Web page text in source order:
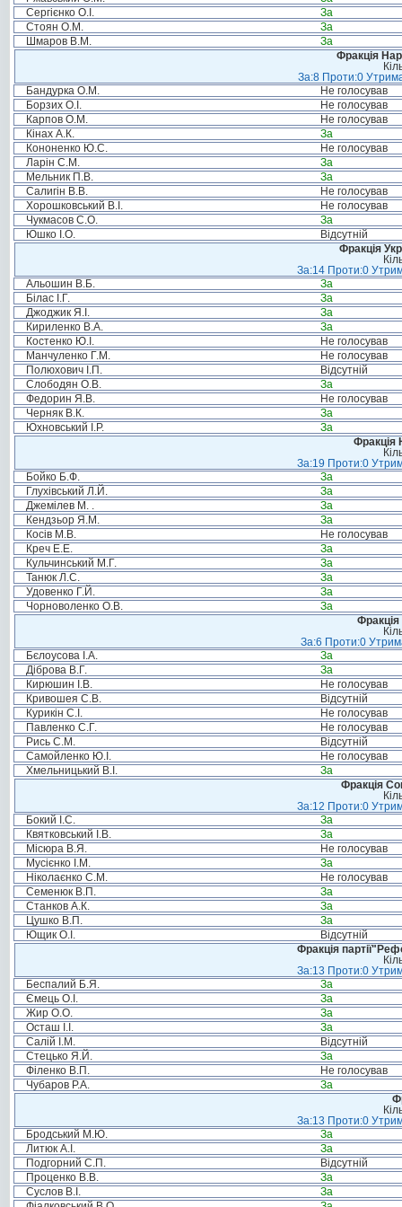
Сергієнко О.І.
За
Стоян О.М.
За
Шмаров В.М.
За
Фракція
За:8 Проти:0
Бандурка О.М.
Не голосував
Борзих О.І.
Не голосував
Карпов О.М.
Не голосував
Кінах А.К.
За
Кононенко Ю.С.
Не голосував
Ларін С.М.
За
Мельник П.В.
За
Салигін В.В.
Не голосував
Хорошковський В.І.
Не голосував
Чукмасов С.О.
За
Юшко І.О.
Відсутній
Фракція
За:14 Проти:0
Альошин В.Б.
За
Білас І.Г.
За
Джоджик Я.І.
За
Кириленко В.А.
За
Костенко Ю.І.
Не голосував
Манчуленко Г.М.
Не голосував
Полюхович І.П.
Відсутній
Слободян О.В.
За
Федорин Я.В.
Не голосував
Черняк В.К.
За
Юхновський І.Р.
За
Фракція
За:19 Проти:0
Бойко Б.Ф.
За
Глухівський Л.Й.
За
Джемілев М. .
За
Кендзьор Я.М.
За
Косів М.В.
Не голосував
Креч Е.Е.
За
Кульчинський М.Г.
За
Танюк Л.С.
За
Удовенко Г.Й.
За
Чорноволенко О.В.
За
Фракція
За:6 Проти:0
Бєлоусова І.А.
За
Діброва В.Г.
За
Кирюшин І.В.
Не голосував
Кривошея С.В.
Відсутній
Курикін С.І.
Не голосував
Павленко С.Г.
Не голосував
Рись С.М.
Відсутній
Самойленко Ю.І.
Не голосував
Хмельницький В.І.
За
Фракція
За:12 Проти:0
Бокий І.С.
За
Квятковський І.В.
За
Місюра В.Я.
Не голосував
Мусієнко І.М.
За
Ніколаєнко С.М.
Не голосував
Семенюк В.П.
За
Станков А.К.
За
Цушко В.П.
За
Ющик О.І.
Відсутній
Фракція
За:13 Проти:0
Беспалий Б.Я.
За
Ємець О.І.
За
Жир О.О.
За
Осташ І.І.
За
Салій І.М.
Відсутній
Стецько Я.Й.
За
Філенко В.П.
Не голосував
Чубаров Р.А.
За
За:13 Проти:0
Бродський М.Ю.
За
Литюк А.І.
За
Подгорний С.П.
Відсутній
Проценко В.В.
За
Суслов В.І.
За